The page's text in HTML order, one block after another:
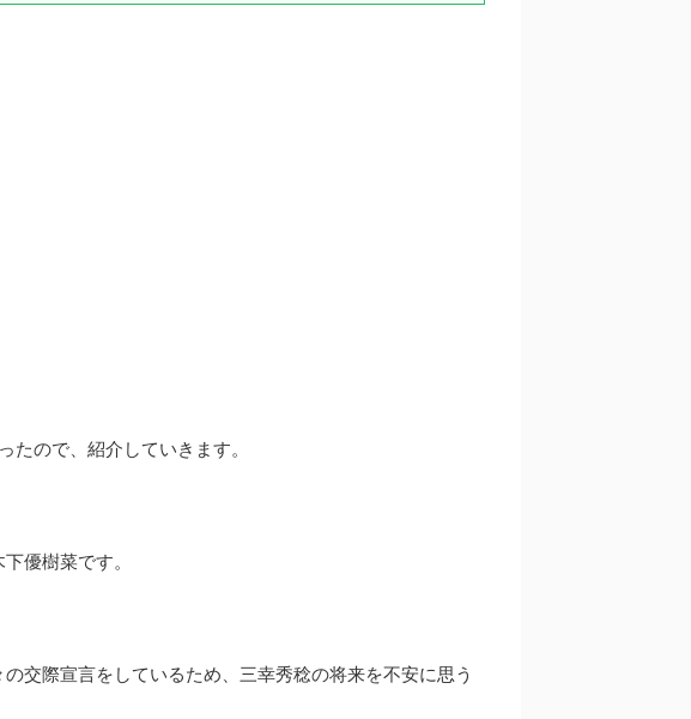
ので、紹介していきます。
優樹菜です。
交際宣言をしているため、三幸秀稔の将来を不安に思う